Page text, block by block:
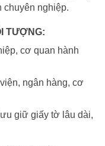
chuyên nghiệp.
TƯỢNG:
cơ quan hành
ngân hàng, cơ
giữ giấy tờ lâu dài,